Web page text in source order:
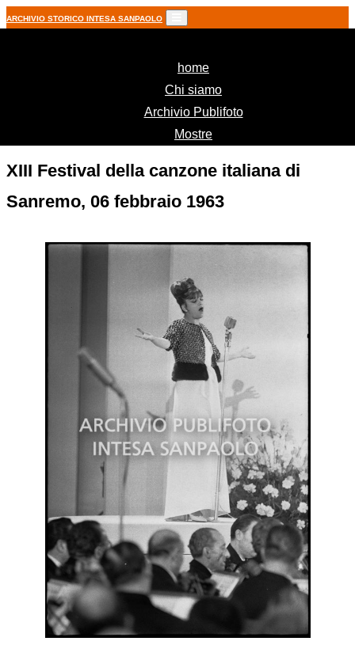
ARCHIVIO STORICO INTESA SANPAOLO
home(current)
Chi siamo
Archivio Publifoto
Mostre
XIII Festival della canzone italiana di
Sanremo, 06 febbraio 1963